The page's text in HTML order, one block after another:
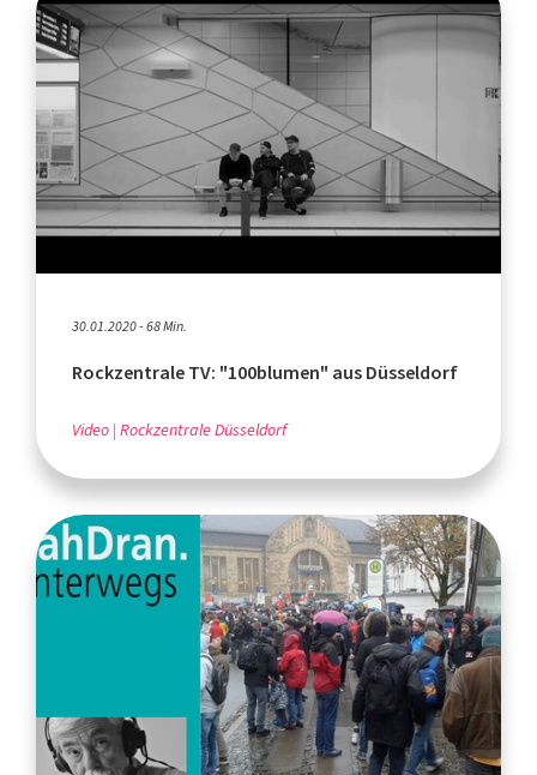
30.01.2020 - 68 Min.
Rockzentrale TV: "100blumen" aus Düsseldorf
Video Rockzentrale Düsseldorf